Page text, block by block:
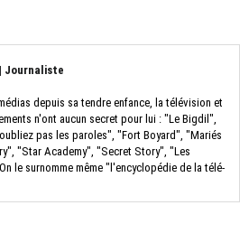
| Journaliste
depuis sa tendre enfance, la télévision et
n'ont aucun secret pour lui : "Le Bigdil",
pas les paroles", "Fort Boyard", "Mariés
"Star Academy", "Secret Story", "Les
le surnomme même "l'encyclopédie de la télé-